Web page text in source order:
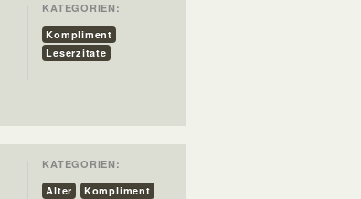
KATEGORIEN:
Kompliment
Leserzitate
KATEGORIEN:
Alter
Kompliment